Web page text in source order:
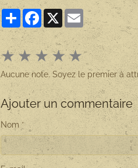
PartagerFacebook
X Email
★★★ ★★
Aucune note. Soyez le premier à
Ajouter un commentaire
Nom